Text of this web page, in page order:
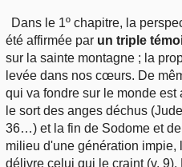
Dans le 1º chapitre, la
été affirmée par un triple
sur la sainte montagne ; la
levée dans nos cœurs. De
qui va fondre sur le monde est
le sort des anges déchus
36…) et la fin de Sodome et
milieu d'une génération impie,
délivre celui qui le craint (v.